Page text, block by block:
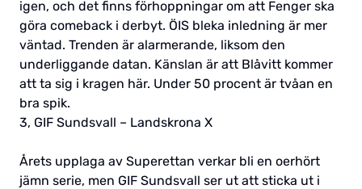
igen, och det finns förhoppningar om att Fenger ska
göra comeback i derbyt. ÖIS bleka inledning är mer
väntad. Trenden är alarmerande, liksom den
underliggande datan. Känslan är att Blåvitt kommer
att ta sig i kragen här. Under 50 procent är tvåan en
bra spik.
3, GIF Sundsvall – Landskrona X
Årets upplaga av Superettan verkar bli en oerhört
jämn serie, men GIF Sundsvall ser ut att sticka ut i